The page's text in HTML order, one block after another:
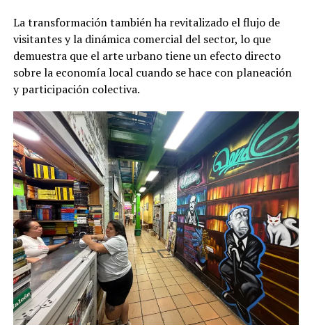
La transformación también ha revitalizado el flujo de
visitantes y la dinámica comercial del sector, lo que
demuestra que el arte urbano tiene un efecto directo
sobre la economía local cuando se hace con planeación
y participación colectiva.